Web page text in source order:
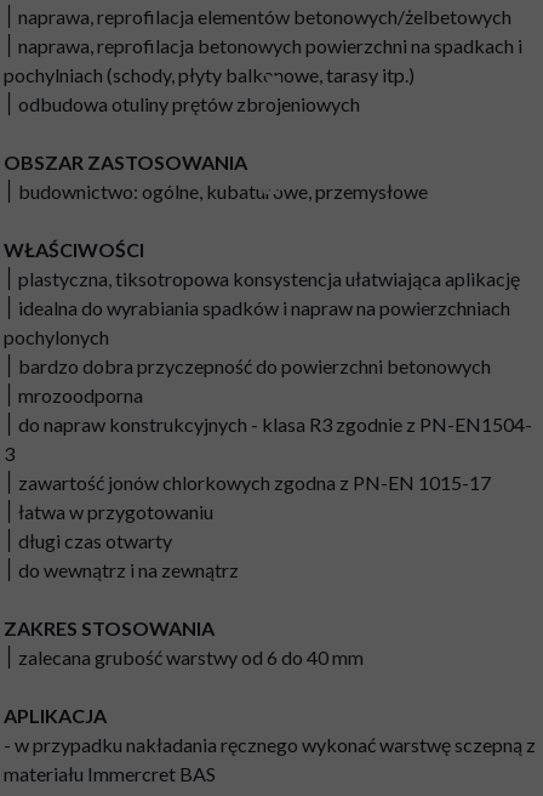
׀ naprawa, reprofilacja elementów betonowych/żelbetowych
pochylniach (schody, płyty balkonowe, tarasy itp.)
׀ odbudowa otuliny prętów zbrojeniowych
OBSZAR ZASTOSOWANIA
׀ budownictwo: ogólne, kubaturowe, przemysłowe
WŁAŚCIWOŚCI
׀ plastyczna, tiksotropowa konsystencja ułatwiająca aplikację
pochylonych
׀ bardzo dobra przyczepność do powierzchni betonowych
׀ mrozoodporna
3
׀ zawartość jonów chlorkowych zgodna z PN-EN 1015-17
׀ łatwa w przygotowaniu
׀ długi czas otwarty
׀ do wewnątrz i na zewnątrz
ZAKRES STOSOWANIA
׀ zalecana grubość warstwy od 6 do 40 mm
APLIKACJA
- w przypadku nakładania ręcznego wykonać warstwę sczepną z
materiału Immercret BAS